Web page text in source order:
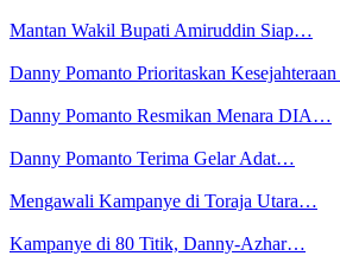
Mantan Wakil Bupati Amiruddin Siap…
Danny Pomanto Prioritaskan
Danny Pomanto Resmikan Menara DIA…
Danny Pomanto Terima Gelar Adat…
Mengawali Kampanye di Toraja Utara…
Kampanye di 80 Titik, Danny-Azhar…